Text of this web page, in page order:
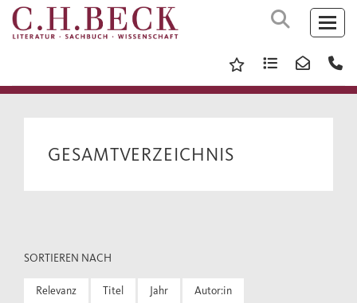
GESAMTVERZEICHNIS
SORTIEREN NACH
Relevanz Titel Jahr Autor:in